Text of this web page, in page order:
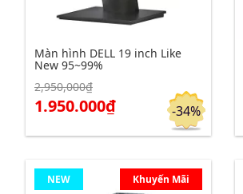
Click để xem chi tiết Đặt hàng
Màn hình DELL 19 inch Like
New 95~99%
2,950,000₫
1.950.000₫ -34%
Khuyến Mãi
NEW